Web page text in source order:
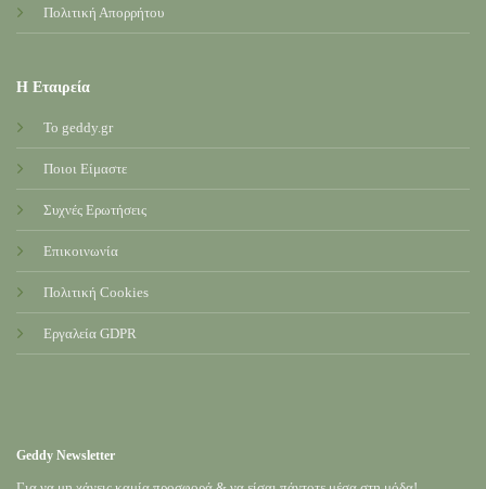
Πολιτική Απορρήτου
Η Εταιρεία
Το geddy.gr
Ποιοι Είμαστε
Συχνές Ερωτήσεις
Επικοινωνία
Πολιτική Cookies
Εργαλεία GDPR
Geddy Newsletter